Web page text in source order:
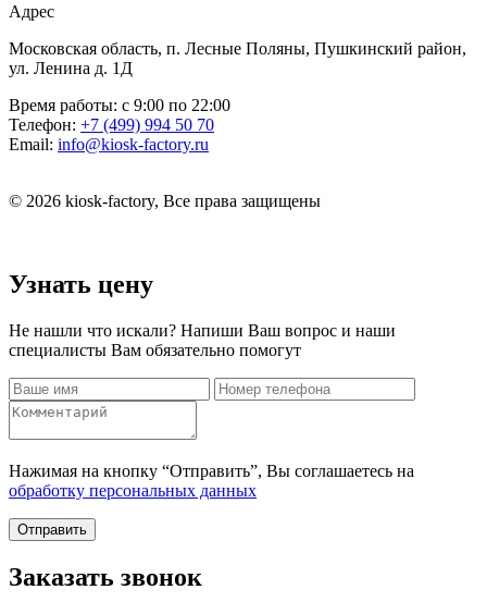
Адрес
Московская область, п. Лесные Поляны, Пушкинский район,
ул. Ленина д. 1Д
Время работы: с 9:00 по 22:00
Телефон: +7 (499) 994 50 70
Email: info@kiosk-factory.ru
© 2026 kiosk-factory, Все права защищены
Узнать цену
Не нашли что искали? Напиши Ваш вопрос и наши
специалисты Вам обязательно помогут
Нажимая на кнопку “Отправить”, Вы соглашаетесь на
обработку персональных данных
Отправить
Заказать звонок